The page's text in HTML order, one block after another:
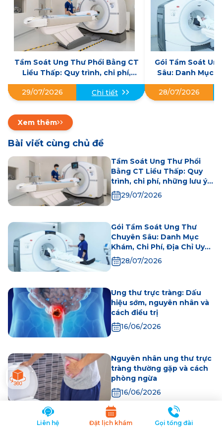
Tầm Soát Ung Thư Phổi Bằng CT
Liều Thấp: Quy trình, chi phí,
những lưu ý khi thực hiện
29/07/2026
Chi tiết
Gói Tầm Soát
Sâu: Danh Mục
Địa Chỉ
28/07/2026
Xem thêm
Bài viết cùng chủ đề
Tầm Soát Ung Thư Phổi
Bằng CT Liều Thấp: Quy
trình, chi phí, những lưu ý
khi thực hiện
29/07/2026
Gói Tầm Soát Ung Thư
Chuyên Sâu: Danh Mục
Khám, Chi Phí, Địa Chỉ Uy
Tín28/07/2026
Ung thư trực tràng: Dấu
hiệu sớm, nguyên nhân và
cách điều trị
16/06/2026
Nguyên nhân ung thư trực
tràng thường gặp và cách
phòng ngừa
16/06/2026
Xem thêm
Liên hệ Đặt lịch khám Gọi tổng đài